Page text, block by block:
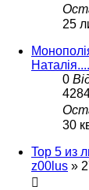
25
0
30
Top 5 из
z00lus »